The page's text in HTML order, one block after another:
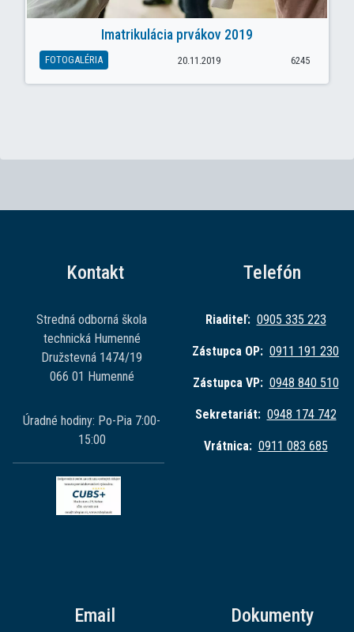
Imatrikulácia prvákov 2019
FOTOGALÉRIA 20.11.2019 6245
Kontakt
Stredná odborná škola
technická Humenné
Družstevná 1474/19
066 01 Humenné
Úradné hodiny: Po-Pia 7:00-
15:00
Telefón
Riaditeľ: 0905 335 223
Zástupca OP: 0911 191 230
Zástupca VP: 0948 840 510
Sekretariát: 0948 174 742
Vrátnica: 0911 083 685
Email Dokumenty